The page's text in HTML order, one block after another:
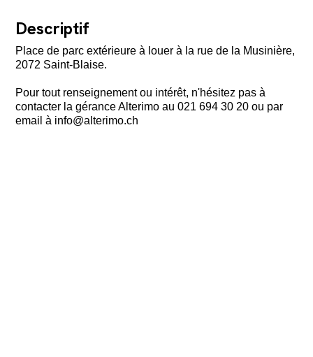
Descriptif
Place de parc extérieure à louer à la rue de la Musinière,
2072 Saint-Blaise.
Pour tout renseignement ou intérêt, n'hésitez pas à
contacter la gérance Alterimo au 021 694 30 20 ou par
email à info@alterimo.ch